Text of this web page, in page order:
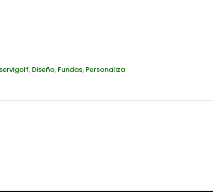
, Diseño, Fundas, Personaliza